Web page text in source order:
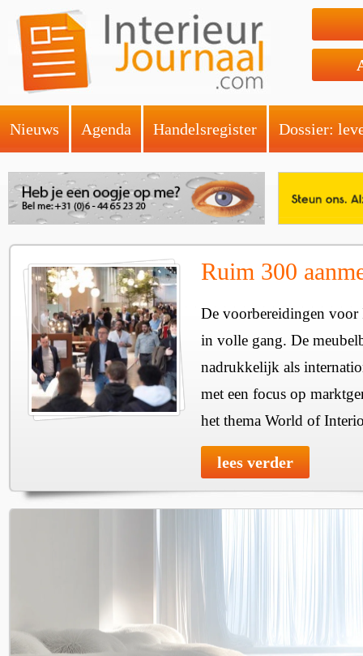
Nieuws Agenda Handelsregister Dossier:
Ruim 300
De voorbereidingen
in volle gang. De
nadrukkelijk als
met een focus op
het thema World of
lees verder